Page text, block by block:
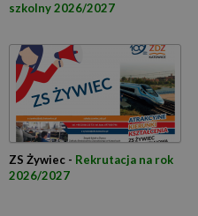
szkolny 2026/2027
ZS Żywiec - Rekrutacja na rok
2026/2027